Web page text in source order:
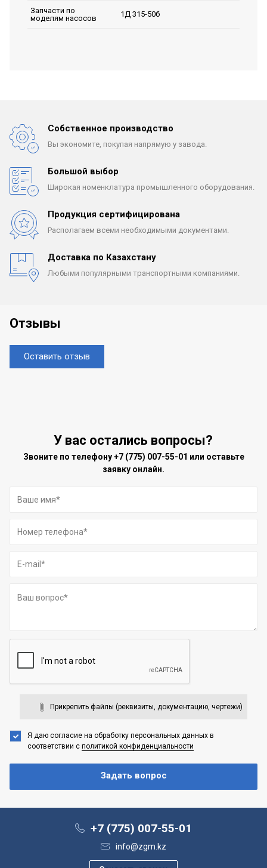
Запчасти по
моделям насосов
1Д 315-50б
Собственное производство
Вы экономите, покупая напрямую у завода.
Большой выбор
Широкая номенклатура промышленного оборудования.
Продукция сертифицирована
Располагаем всеми необходимыми документами.
Доставка по Казахстану
Любыми популярными транспортными компаниями.
Отзывы
Оставить отзыв
У вас остались вопросы?
Звоните по телефону+7 (775) 007-55-01 или оставьте
заявку онлайн.
Прикрепить файлы (реквизиты, документацию, чертежи)
Я даю согласие на обработку персональных данных в
соответствии с политикой конфиденциальности
+7 (775) 007-55-01
info@zgm.kz